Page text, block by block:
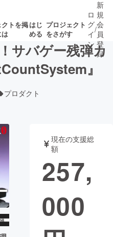
トを掲はじ
める
プロジェクト
をさがす
募集終了が近いプ
ロジェクト
音楽
ット ゲーム・サ
ロ
グ
イ
ン
/
新
規
会
員
登
録
サバゲー残弾カ
』
プロダクト
現在の支援総
額
257,
000